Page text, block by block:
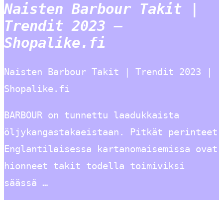
Naisten Barbour Takit |
Trendit 2023 –
Shopalike.fi
Naisten Barbour Takit | Trendit 2023 |
Shopalike.fi
BARBOUR on tunnettu laadukkaista
öljykangastakaeistaan. Pitkät perinteet
Englantilaisessa kartanomaisemissa ovat
hionneet takit todella toimiviksi
säässä …